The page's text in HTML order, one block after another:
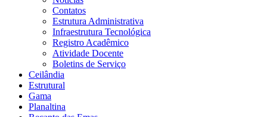
Contatos
Estrutura Administrativa
Infraestrutura Tecnológica
Registro Acadêmico
Atividade Docente
Boletins de Serviço
Ceilândia
Estrutural
Gama
Planaltina